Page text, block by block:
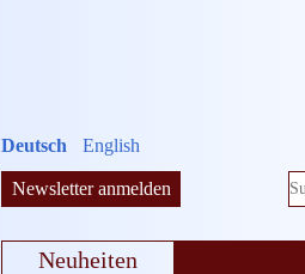
Deutsch English
Newsletter anmelden
Neuheiten